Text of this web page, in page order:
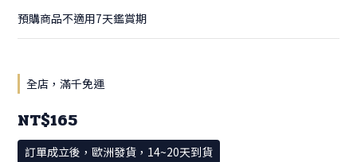
預購商品不適用7天鑑賞期
全店，滿千免運
NT$165
訂單成立後，歐洲發貨，14~20天到貨